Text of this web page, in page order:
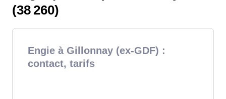
(38 260)
Engie à Gillonnay (ex-GDF) :
contact, tarifs